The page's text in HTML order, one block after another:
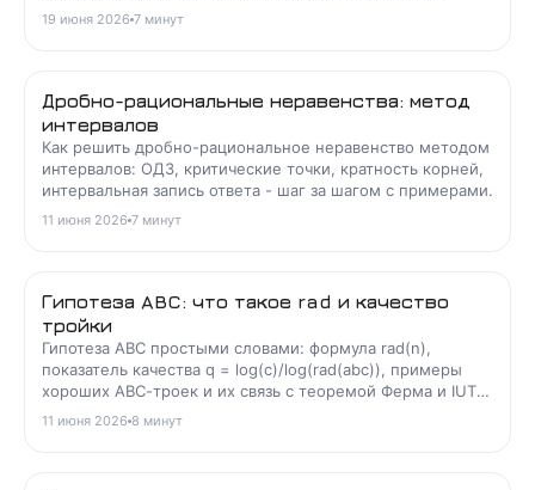
родственные уравнения и приёмы доказательства.
19 июня 2026 7 минут
Дробно-рациональные неравенства: метод
интервалов
Как решить дробно-рациональное неравенство методом
интервалов: ОДЗ, критические точки, кратность корней,
интервальная запись ответа - шаг за шагом с примерами.
11 июня 2026 7 минут
Гипотеза ABC: что такое rad и качество
тройки
Гипотеза ABC простыми словами: формула rad(n),
показатель качества q = log(c)/log(rad(abc)), примеры
хороших ABC-троек и их связь с теоремой Ферма и IUT
Мотидзуки.
11 июня 2026 8 минут